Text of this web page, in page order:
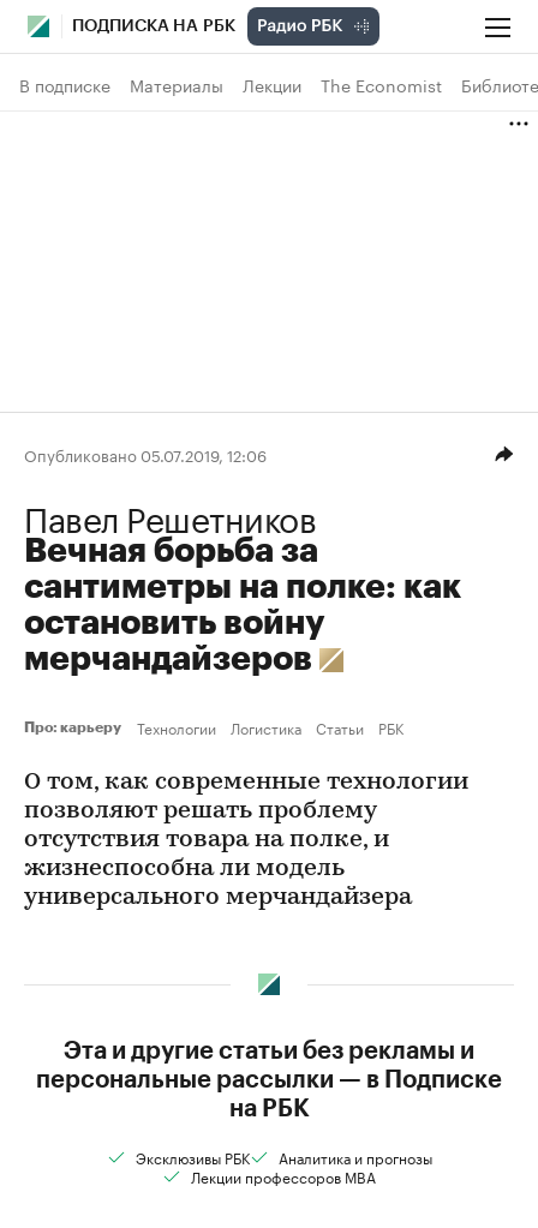
ПОДПИСКА НА РБК
В подписке Материалы Лекции The Economist
Опубликовано 05.07.2019, 12:06
Павел Решетников
Вечная борьба за
сантиметры на полке: как
остановить войну
мерчандайзеров
Про: карьеру Технологии Логистика Статьи РБК
О том, как современные технологии
позволяют решать проблему
отсутствия товара на полке, и
жизнеспособна ли модель
универсального мерчандайзера
Эта и другие статьи без рекламы и
персональные рассылки — в Подписке
на РБК
Эксклюзивы РБК
Аналитика и прогнозы
Лекции профессоров MBA